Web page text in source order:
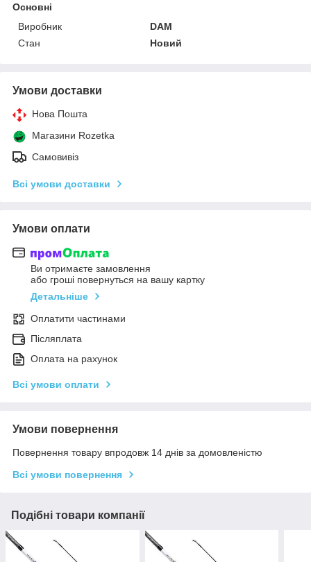
Основні
Виробник
DAM
Стан
Новий
Умови доставки
Нова Пошта
Магазини Rozetka
Самовивіз
Всі умови доставки
Умови оплати
Ви отримаєте замовлення
або гроші повернуться на вашу картку
Детальніше
Оплатити частинами
Післяплата
Оплата на рахунок
Всі умови оплати
Умови повернення
Повернення товару впродовж 14 днів за домовленістю
Всі умови повернення
Подібні товари компанії